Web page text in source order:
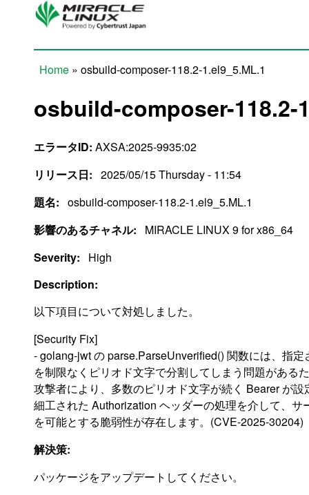
Skip to main content
Home » osbuild-composer-118.2-1.el9_5.ML.1
osbuild-composer-118.2-
エラータID: AXSA:2025-9935:02
リリース日: 2025/05/15 Thursday - 11:54
題名: osbuild-composer-118.2-1.el9_5.ML.1
影響のあるチャネル:
MIRACLE LINUX 9 for x86_64
Severity:
High
Description:
以下項目について対処しました。
[Security Fix]
- golang-jwt の parse.ParseUnverified() 関数には、指定
を制限なくピリオド文字で分割してしまう問題がある
攻撃者により、多数のピリオド文字が続く Bearer が設
細工された Authorization ヘッダーの処理を介して、サ
を可能とする脆弱性が存在します。(CVE-2025-30204)
解決策:
パッケージをアップデートしてください。